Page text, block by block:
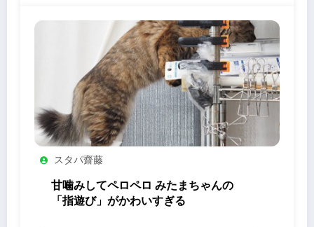
スタパ齋藤
甘噛みしてペロペロ みたまちゃんの
「指遊び」がかわいすぎる